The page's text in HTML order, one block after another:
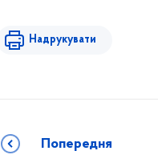
Надрукувати
Попередня